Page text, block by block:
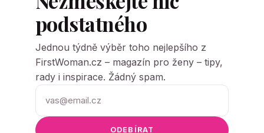
podstatného
Jednou týdně výběr toho nejlepšího z
FirstWoman.cz – magazín pro ženy – tipy,
rady i inspirace. Žádný spam.
ODEBÍRAT